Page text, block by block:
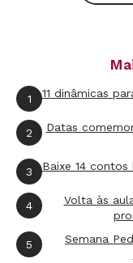
1 11 dinâmicas
2
Datas
3 Baixe 14
4
Volta às
5
Semana